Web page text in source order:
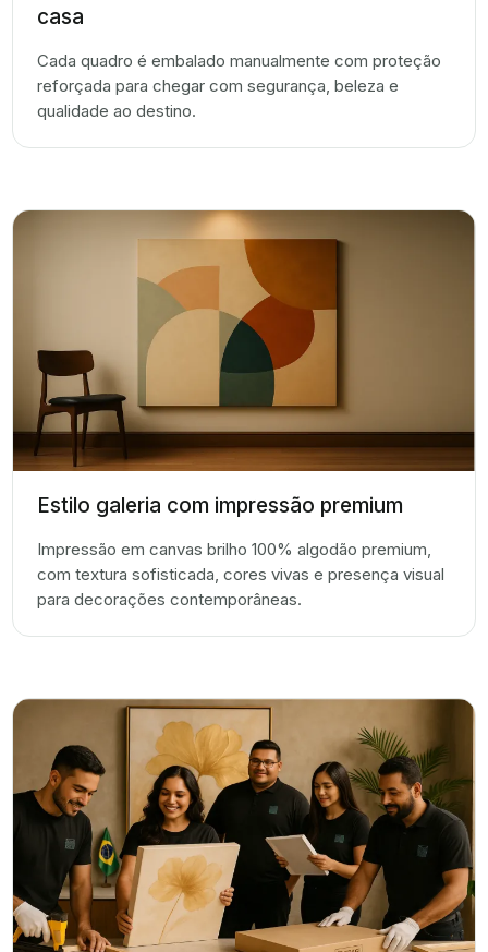
casa
Cada quadro é embalado manualmente com proteção
reforçada para chegar com segurança, beleza e
qualidade ao destino.
Estilo galeria com impressão premium
Impressão em canvas brilho 100% algodão premium,
com textura sofisticada, cores vivas e presença visual
para decorações contemporâneas.